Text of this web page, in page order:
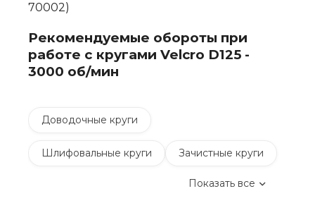
70002)
Рекомендуемые обороты при
работе с кругами Velcro D125 -
3000 об/мин
Доводочные круги
Шлифовальные круги Зачистные круги
Показать все